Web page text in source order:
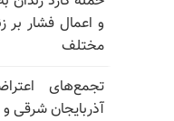
و اعمال فشار بر
مختلف
تجمع‌های
آذربایجان شرقی